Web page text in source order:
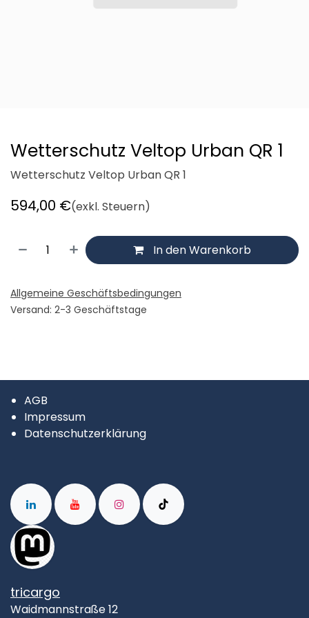
Wetterschutz Veltop Urban QR 1
Wetterschutz Veltop Urban QR 1
594,00 €(exkl. Steuern)
In den Warenkorb
Allgemeine Geschäftsbedingungen
Versand: 2-3 Geschäftstage
AGB
Impressum
Datenschutzerklärung
tricargo
Waidmannstraße 12